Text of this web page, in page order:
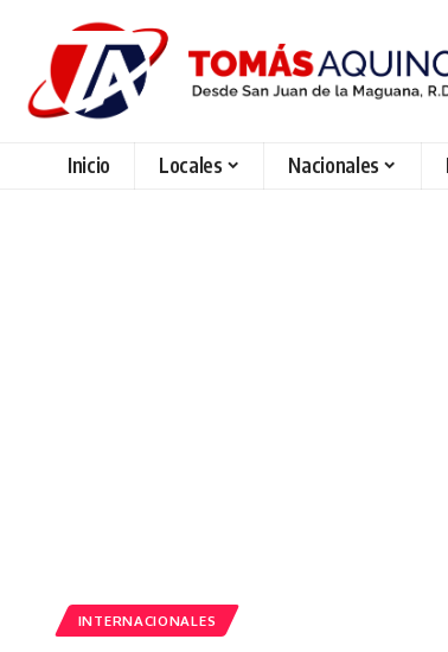
Inicio Locales Nacionales
INTERNACIONALES